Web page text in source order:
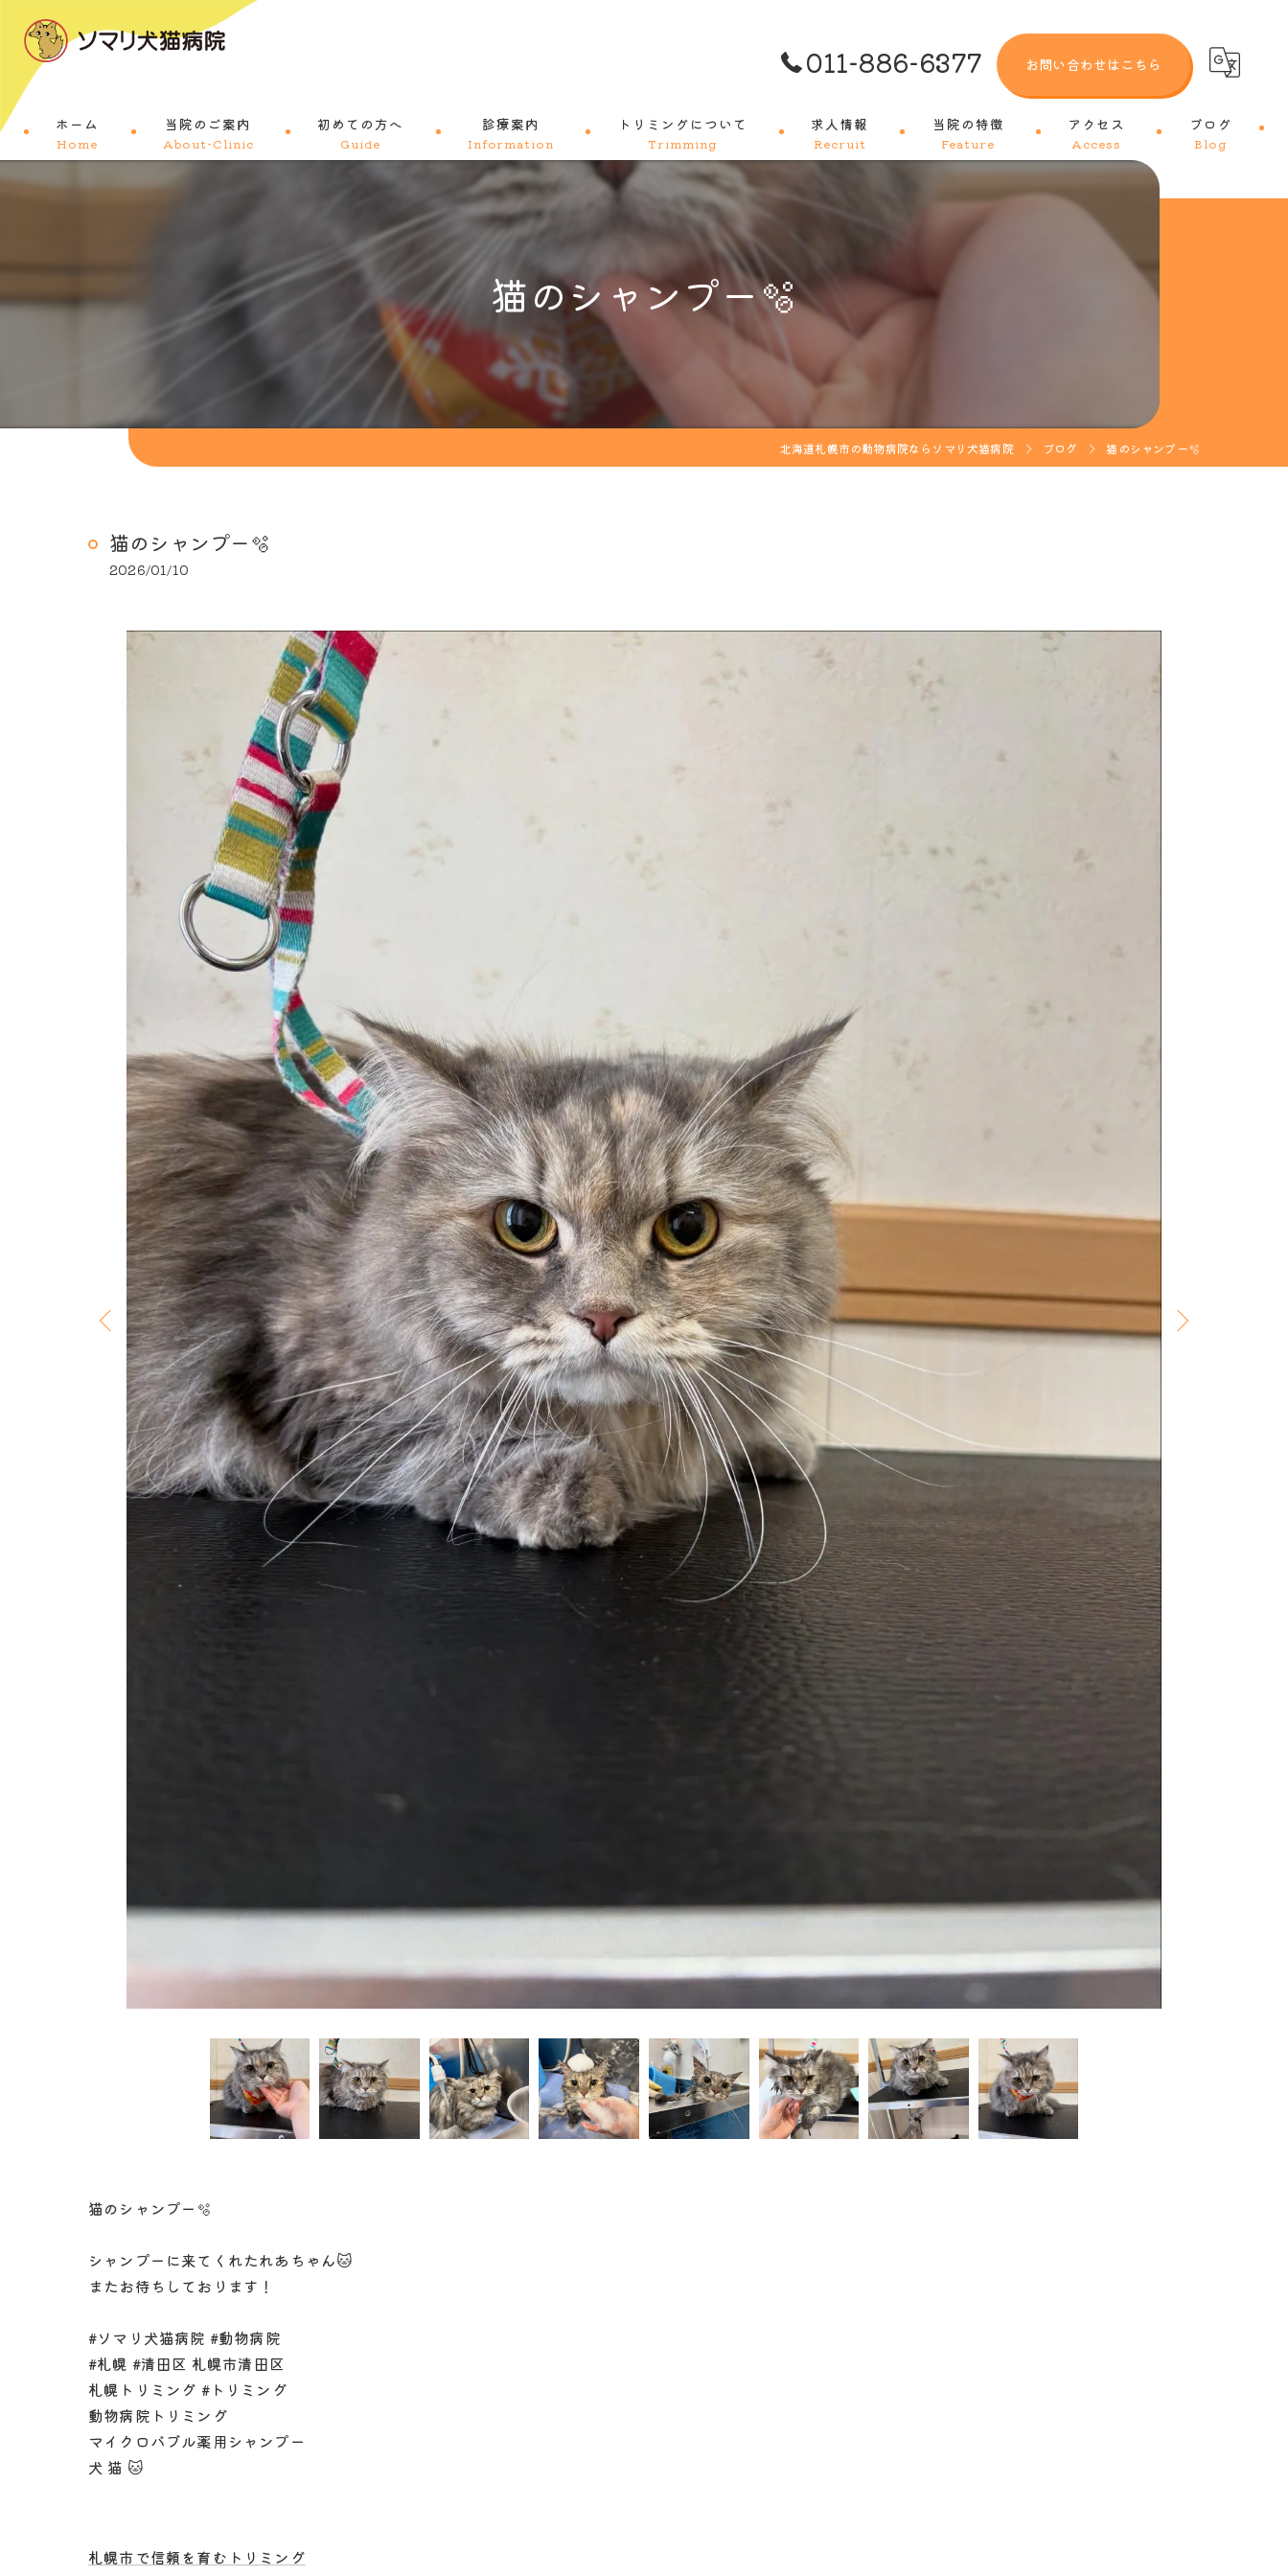
011-886-6377 お問い合わせはこちら
ホーム
Home
当院のご案内
About-Clinic
初めての方へ
Guide
診療案内
Information
トリミングについて
Trimming
料金メニュー
求人情報
Recruit
当院の特徴
Feature
トリミング
アクセス
Access
ブログ
Blog
猫のシャンプー🫧
北海道札幌市の動物病院ならソマリ犬猫病院 ブログ 猫のシャンプー🫧
猫のシャンプー🫧
2026/01/10
猫のシャンプー🫧
シャンプーに来てくれたれあちゃん🐱
またお待ちしております！
#ソマリ犬猫病院 #動物病院
#札幌 #清田区 札幌市清田区
札幌トリミング #トリミング
動物病院トリミング
マイクロバブル薬用シャンプー
犬 猫 🐱
札幌市で信頼を育むトリミング